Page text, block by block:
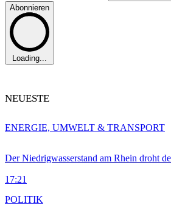
Abonnieren
Loading...
NEUESTE
Der Niedrigwasserstand am Rhein droht
17:21
ENERGIE, UMWELT & TRANSPORT
POLITIK